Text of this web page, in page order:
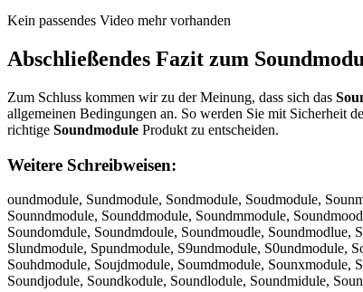
Kein passendes Video mehr vorhanden
Abschließendes Fazit zum
Zum Schluss kommen wir zu der Meinung, dass sich das
allgemeinen Bedingungen an. So werden Sie mit Sicherheit
richtige Soundmodule Produkt zu entscheiden.
Weitere Schreibweisen:
oundmodule, Sundmodule, Sondmodule, Soudmodule,
Sounndmodule, Sounddmodule, Soundmmodule,
Soundomdule, Soundmdoule, Soundmoudle,
Slundmodule, Spundmodule, S9undmodule, S0undmodule,
Souhdmodule, Soujdmodule, Soumdmodule, Sounxmodule,
Soundjodule, Soundkodule, Soundlodule, Soundmidule,